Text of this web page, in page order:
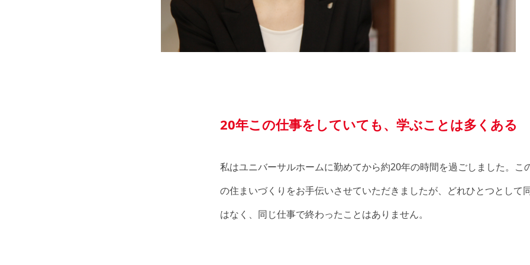
20年この仕事をしていても、学ぶことは多くある
私はユニバーサルホームに勤めてから約20年の時間を過ごしました。こ
の住まいづくりをお手伝いさせていただきましたが、どれひとつとして
はなく、同じ仕事で終わったことはありません。